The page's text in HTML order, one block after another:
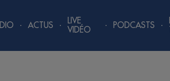
ACTUS
LIVE
VIDÉO
PODCASTS